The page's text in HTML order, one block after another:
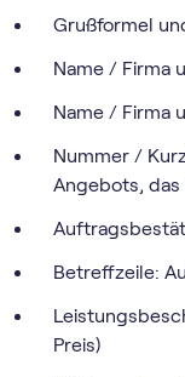
Grußformel
Name / Firma
Name / Firma
Nummer /
Angebots,
Betreffzeile:
Preis)